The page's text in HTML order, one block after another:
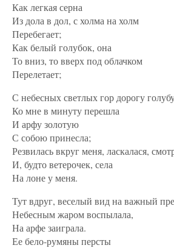
Как легкая серна
Из дола в дол, с холма на холм
Перебегает;
Как белый голубок, она
То вниз, то вверх под облачком
Перелетает;
С небесных светлых гор дорогу
Ко мне в минуту перешла
И арфу золотую
С собою принесла;
Резвилась вкруг меня, ласкалася,
И, будто ветерочек, села
На лоне у меня.
Тут вдруг, веселый вид на важный
Небесным жаром воспылала,
На арфе заиграла.
Ее бело-румяны персты